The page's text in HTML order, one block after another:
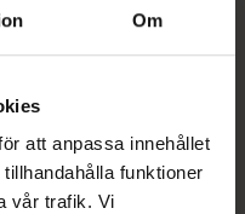
Om
att anpassa innehållet
funktioner
vår trafik. Vi
Dölj